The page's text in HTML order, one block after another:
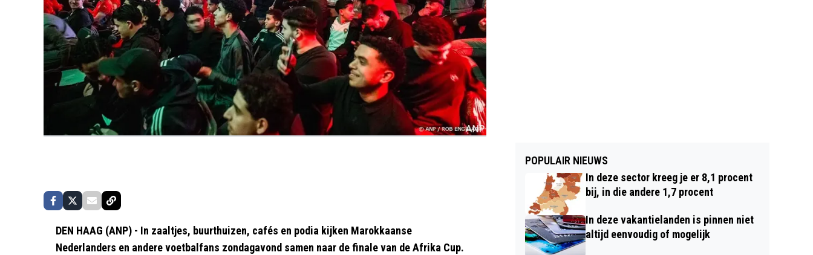
DEN HAAG (ANP) - In zaaltjes, buurthuizen, cafés en podia kijken Marokkaanse
Nederlanders en andere voetbalfans zondagavond samen naar de finale van de Afrika Cup.
POPULAIR NIEUWS
In deze sector kreeg je er 8,1 procent
bij, in die andere 1,7 procent
In deze vakantielanden is pinnen niet
altijd eenvoudig of mogelijk